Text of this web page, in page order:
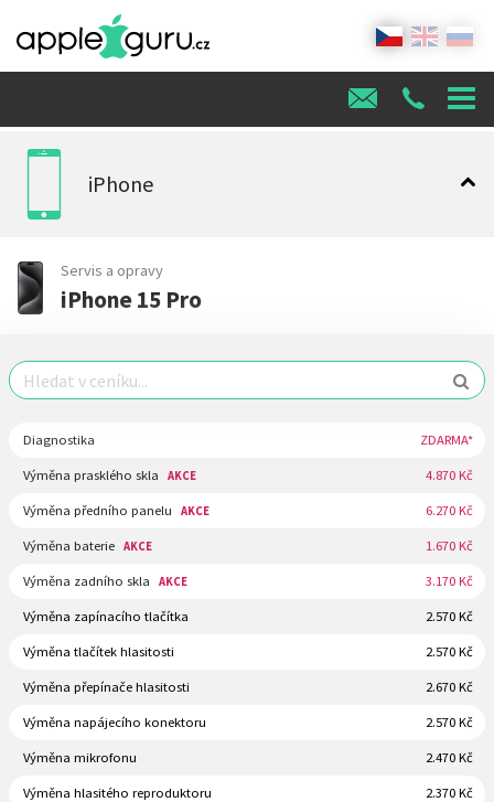
iPhone
Servis a opravy
iPhone 15 Pro
Diagnostika ZDARMA*
Výměna prasklého skla AKCE 4.870 Kč
Výměna předního panelu AKCE 6.270 Kč
Výměna baterie AKCE 1.670 Kč
Výměna zadního skla AKCE 3.170 Kč
Výměna zapínacího tlačítka 2.570 Kč
Výměna tlačítek hlasitosti 2.570 Kč
Výměna přepínače hlasitosti 2.670 Kč
Výměna napájecího konektoru 2.570 Kč
Výměna mikrofonu 2.470 Kč
Výměna hlasitého reproduktoru 2.370 Kč